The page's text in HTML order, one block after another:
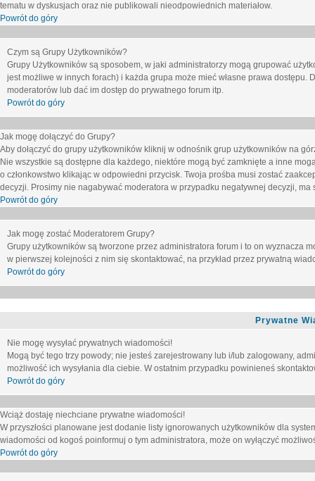
tematu w dyskusjach oraz nie publikowali nieodpowiednich materiałow.
Powrót do góry
Czym są Grupy Użytkowników?
Grupy Użytkowników są sposobem, w jaki administratorzy mogą grupować
jest możliwe w innych forach) i każda grupa może mieć własne prawa
moderatorów lub dać im dostęp do prywatnego forum itp.
Powrót do góry
Jak mogę dołączyć do Grupy?
Aby dołączyć do grupy użytkowników kliknij w odnośnik grup użytkowników na
Nie wszystkie są dostępne dla każdego, niektóre mogą być zamknięte a inne
o członkowstwo klikając w odpowiedni przycisk. Twoja prośba musi zostać
decyzji. Prosimy nie nagabywać moderatora w przypadku negatywnej decyzji, ma
Powrót do góry
Jak mogę zostać Moderatorem Grupy?
Grupy użytkowników są tworzone przez administratora forum i to on wyznacza
w pierwszej kolejności z nim się skontaktować, na przykład przez prywatną
Powrót do góry
Prywatne
Nie mogę wysyłać prywatnych wiadomości!
Mogą być tego trzy powody; nie jesteś zarejestrowany lub i/lub zalogowany,
możliwość ich wysyłania dla ciebie. W ostatnim przypadku powinieneś
Powrót do góry
Wciąż dostaję niechciane prywatne wiadomości!
W przyszłości planowane jest dodanie listy ignorowanych użytkowników dla
wiadomości od kogoś poinformuj o tym administratora, może on wyłączyć
Powrót do góry